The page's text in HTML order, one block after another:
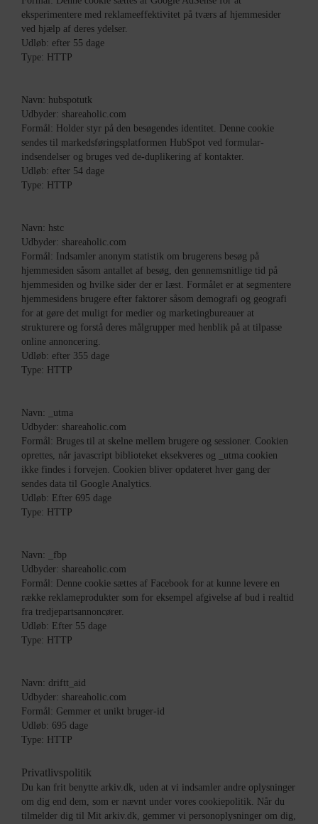
eksperimentere med reklameeffektivitet på tværs af hjemmesider
ved hjælp af deres ydelser.
Udløb: efter 55 dage
Type: HTTP
Navn: hubspotutk
Udbyder: shareaholic.com
Formål: Holder styr på den besøgendes identitet. Denne cookie
sendes til markedsføringsplatformen HubSpot ved formular-
indsendelser og bruges ved de-duplikering af kontakter.
Udløb: efter 54 dage
Type: HTTP
Navn: hstc
Udbyder: shareaholic.com
Formål: Indsamler anonym statistik om brugerens besøg på
hjemmesiden såsom antallet af besøg, den gennemsnitlige tid på
hjemmesiden og hvilke sider der er læst. Formålet er at segmentere
hjemmesidens brugere efter faktorer såsom demografi og geografi
for at gøre det muligt for medier og marketingbureauer at
strukturere og forstå deres målgrupper med henblik på at tilpasse
online annoncering.
Udløb: efter 355 dage
Type: HTTP
Navn: _utma
Udbyder: shareaholic.com
Formål: Bruges til at skelne mellem brugere og sessioner. Cookien
oprettes, når javascript biblioteket eksekveres og _utma cookien
ikke findes i forvejen. Cookien bliver opdateret hver gang der
sendes data til Google Analytics.
Udløb: Efter 695 dage
Type: HTTP
Navn: _fbp
Udbyder: shareaholic.com
Formål: Denne cookie sættes af Facebook for at kunne levere en
række reklameprodukter som for eksempel afgivelse af bud i realtid
fra tredjepartsannoncører.
Udløb: Efter 55 dage
Type: HTTP
Navn: driftt_aid
Udbyder: shareaholic.com
Formål: Gemmer et unikt bruger-id
Udløb: 695 dage
Type: HTTP
Privatlivspolitik
Du kan frit benytte arkiv.dk, uden at vi indsamler andre oplysninger
om dig end dem, som er nævnt under vores cookiepolitik. Når du
tilmelder dig til Mit arkiv.dk, gemmer vi personoplysninger om dig,